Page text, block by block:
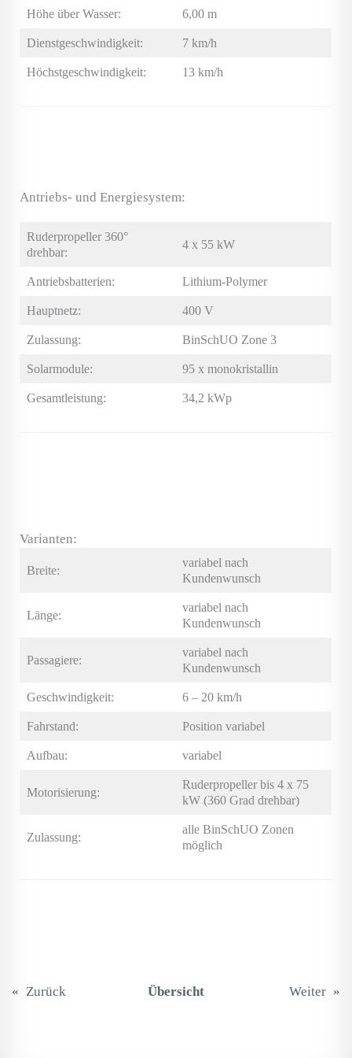
Höhe über Wasser: 6,00 m
Dienstgeschwindigkeit: 7 km/h
Höchstgeschwindigkeit: 13 km/h
Antriebs- und Energiesystem:
Ruderpropeller 360°
drehbar:
4 x 55 kW
Antriebsbatterien: Lithium-Polymer
Hauptnetz: 400 V
Zulassung: BinSchUO Zone 3
Solarmodule: 95 x monokristallin
Gesamtleistung: 34,2 kWp
Varianten:
Breite:
variabel nach
Kundenwunsch
Länge:
variabel nach
Kundenwunsch
Passagiere:
variabel nach
Kundenwunsch
Geschwindigkeit: 6 – 20 km/h
Fahrstand: Position variabel
Aufbau: variabel
Motorisierung:
Ruderpropeller bis 4 x 75
kW (360 Grad drehbar)
Zulassung:
alle BinSchUO Zonen
möglich
« Zurück Übersicht Weiter »